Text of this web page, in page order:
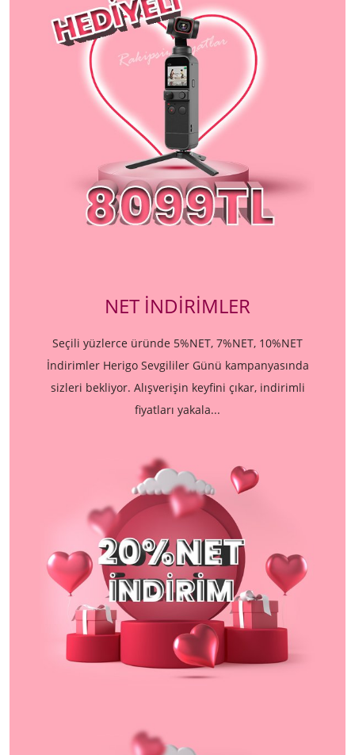
NET İNDİRİMLER
Seçili yüzlerce üründe 5%NET, 7%NET, 10%NET
İndirimler Herigo Sevgililer Günü kampanyasında
sizleri bekliyor. Alışverişin keyfini çıkar, indirimli
fiyatları yakala...